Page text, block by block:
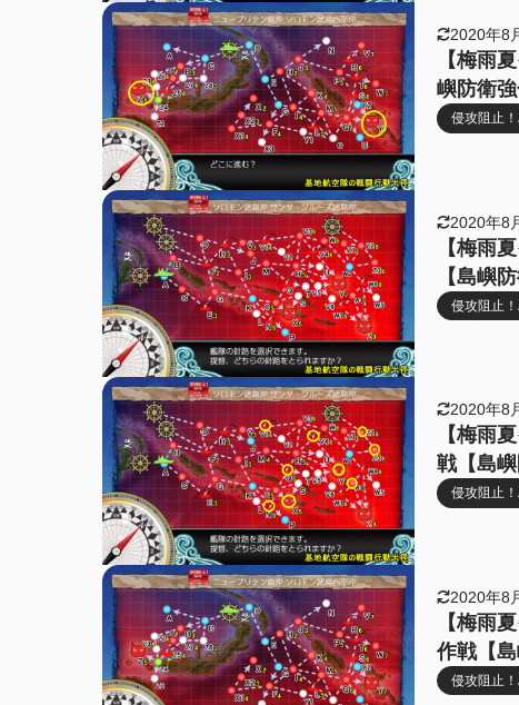
2020年8
【梅雨
嶼防衛強
侵攻阻止
2020年8
【梅雨
【島嶼
侵攻阻止
2020年8
【梅雨
戦【島嶼
侵攻阻止
2020年8
【梅雨
作戦【島
侵攻阻止